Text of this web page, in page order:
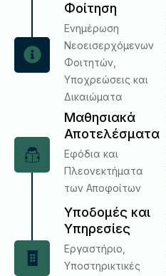
Φοίτηση
Ενημέρωση
Νεοεισερχόμενων
Φοιτητών,
Υποχρεώσεις και
Δικαιώματα
Μαθησιακά
Αποτελέσματα
Εφόδια και
Πλεονεκτήματα
των Αποφοίτων
Υποδομές και
Υπηρεσίες
Εργαστήριο,
Υποστηρικτικές